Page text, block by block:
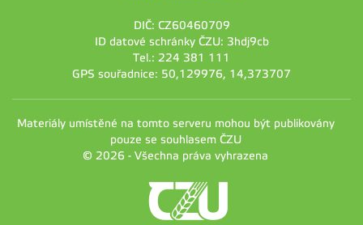
DIČ: CZ60460709
ID datové schránky ČZU: 3hdj9cb
Tel.: 224 381 111
GPS souřadnice: 50,129976, 14,373707
Materiály umístěné na tomto serveru mohou být publikovány
pouze se souhlasem ČZU
© 2026 - Všechna práva vyhrazena